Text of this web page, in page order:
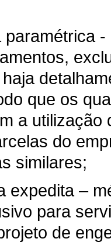
paramétrica
que os
a
do
similares;
expedita –
para
de